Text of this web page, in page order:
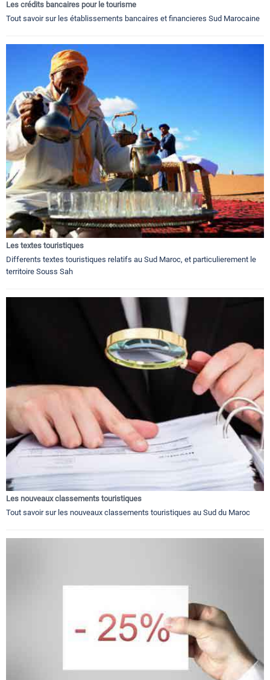
Les crédits bancaires pour le tourisme
Tout savoir sur les établissements bancaires et financieres Sud Marocaine
Les textes touristiques
Differents textes touristiques relatifs au Sud Maroc, et particulierement le
territoire Souss Sah
Les nouveaux classements touristiques
Tout savoir sur les nouveaux classements touristiques au Sud du Maroc